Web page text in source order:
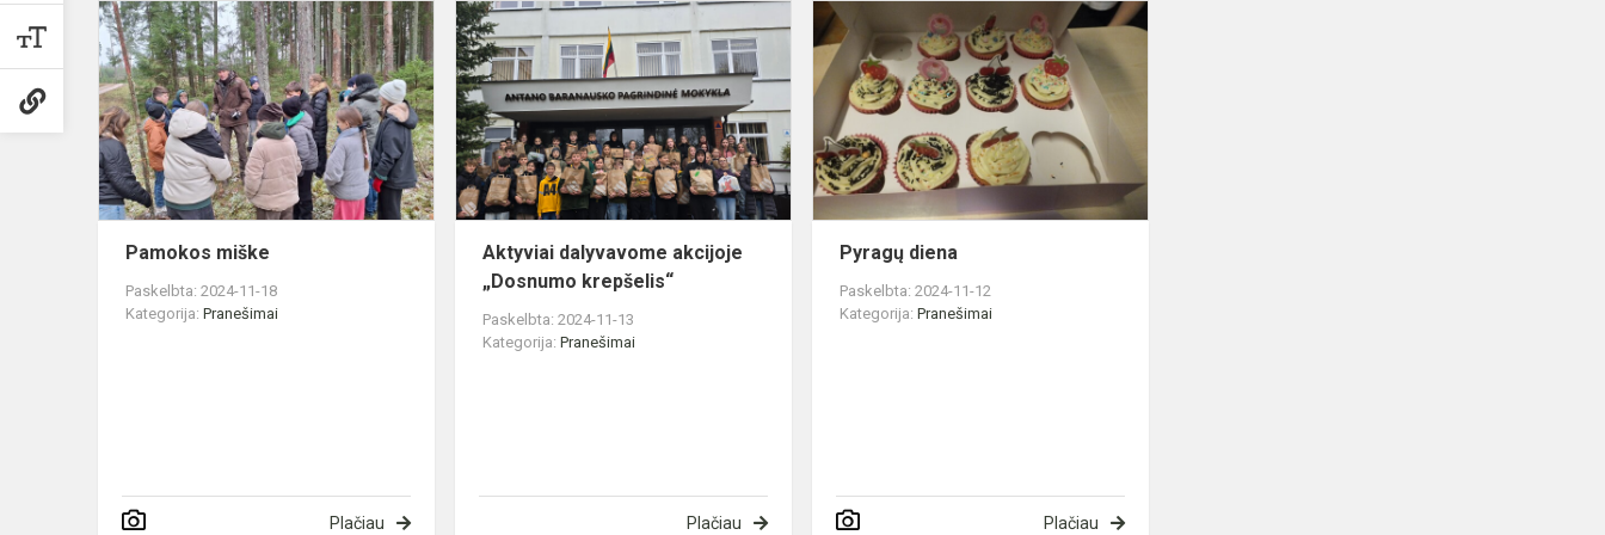
Pamokos
miške
Pamokos miške
Paskelbta: 2024-11-18
Kategorija: Pranešimai
Plačiau
Aktyviai
dalyvavome
akcijoje
„Dosnumo
krepšelis“
Aktyviai dalyvavome akcijoje
„Dosnumo krepšelis“
Paskelbta: 2024-11-13
Kategorija:Pranešimai
Plačiau
Pyragų diena
Paskelbta: 2024-11-12
Kategorija:Pranešimai
Plačiau